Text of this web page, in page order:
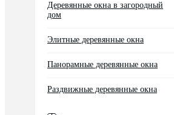
Деревянные окна в загородный
дом
Элитные деревянные окна
Панорамные деревянные окна
Раздвижные деревянные окна